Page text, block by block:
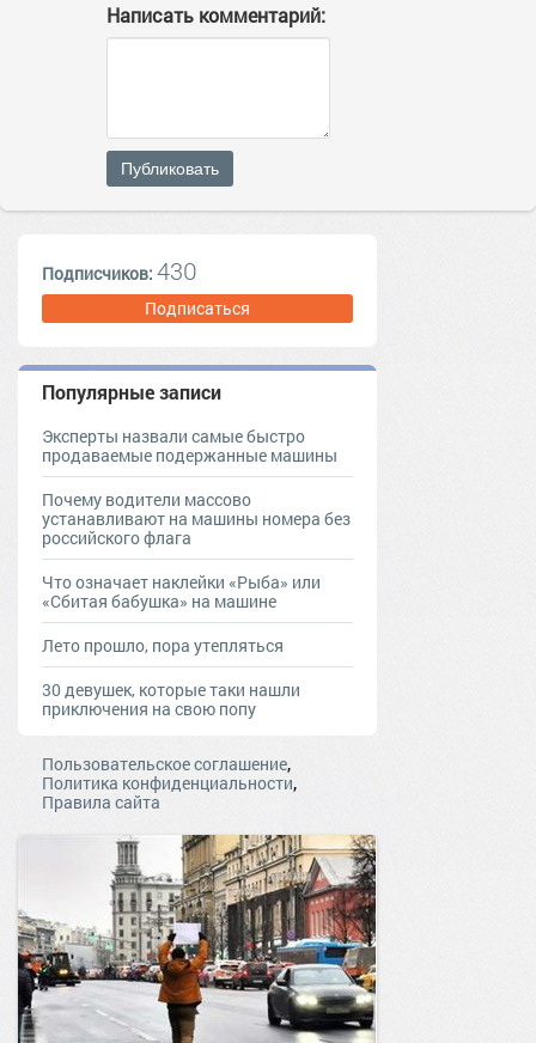
Написать комментарий:
Публиковать
Подписчиков: 430
Подписаться
Популярные записи
Эксперты назвали самые быстро
продаваемые подержанные машины
Почему водители массово
устанавливают на машины номера без
российского флага
Что означает наклейки «Рыба» или
«Сбитая бабушка» на машине
Лето прошло, пора утепляться
30 девушек, которые таки нашли
приключения на свою попу
Пользовательское соглашение,
Политика конфиденциальности,
Правила сайта